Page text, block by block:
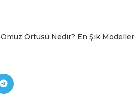
Örtüsü Nedir? En Şık Modeller